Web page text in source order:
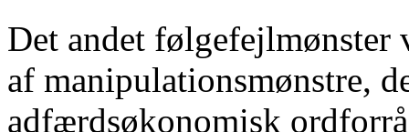
Det andet følgefejlmønster
af manipulationsmønstre,
adfærdsøkonomisk